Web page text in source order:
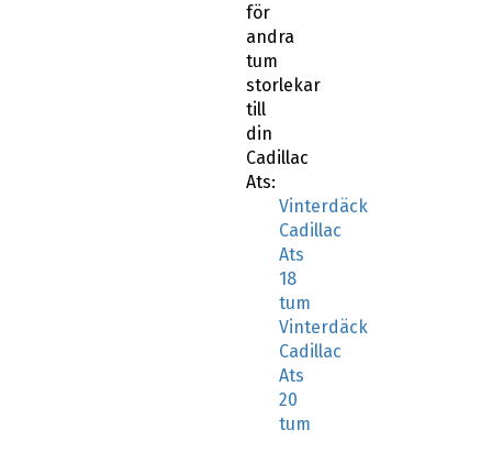
för
andra
tum
storlekar
till
din
Cadillac
Ats:
Vinterdäck
Cadillac
Ats
18
tum
Vinterdäck
Cadillac
Ats
20
tum